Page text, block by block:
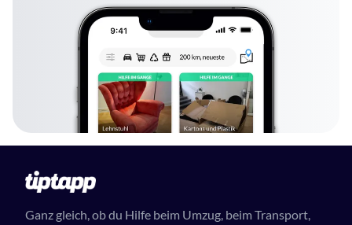
Ganz gleich, ob du Hilfe beim Umzug, beim Transport,